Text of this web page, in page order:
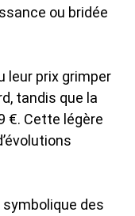
ou bridée
leur prix grimper
tandis que la
€. Cette légère
des